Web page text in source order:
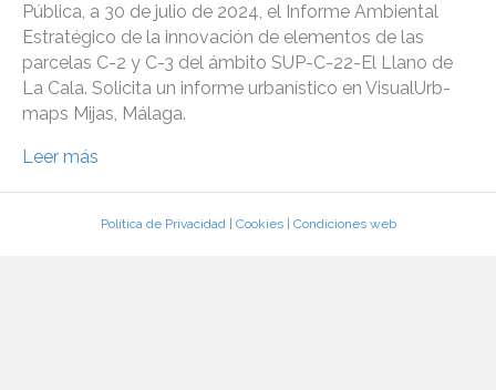
Pública, a 30 de julio de 2024, el Informe Ambiental
Estratégico de la innovación de elementos de las
parcelas C-2 y C-3 del ámbito SUP-C-22-El Llano de
La Cala. Solicita un informe urbanístico en VisualUrb-
maps Mijas, Málaga.
Leer más
Política de Privacidad| Cookies| Condiciones web